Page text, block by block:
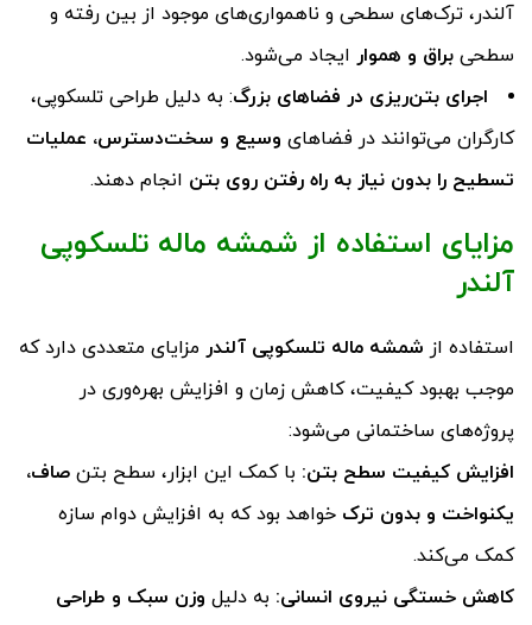
آلندر، ترک‌های سطحی و ناهمواری‌های موجود از بین رفته و
سطحی براق و هموار ایجاد می‌شود.
اجرای بتن‌ریزی در فضاهای بزرگ: به دلیل طراحی تلسکوپی،
کارگران می‌توانند در فضاهای وسیع و سخت‌دسترس، عملیات
تسطیح را بدون نیاز به راه رفتن روی بتن انجام دهند.
مزایای استفاده از شمشه ماله تلسکوپی
آلندر
استفاده از شمشه ماله تلسکوپی آلندر مزایای متعددی دارد که
موجب بهبود کیفیت، کاهش زمان و افزایش بهره‌وری در
پروژه‌های ساختمانی می‌شود:
افزایش کیفیت سطح بتن: با کمک این ابزار، سطح بتن صاف،
یکنواخت و بدون ترک خواهد بود که به افزایش دوام سازه
کمک می‌کند.
کاهش خستگی نیروی انسانی: به دلیل وزن سبک و طراحی